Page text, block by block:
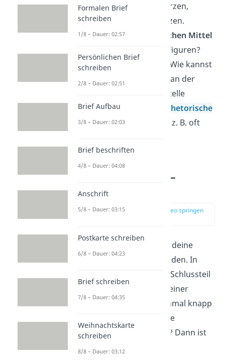
passt z. B. zu kurzen,
abgehakten Sätzen.
Welche
stilistischen Mittel
verwenden die Figuren?
Wie wirken sie? Wie kannst
du die Stilmittel an der
jeweiligen Textstelle
erklären? Viele
rhetorische
Fragen
drücken z. B. oft
Szenenanalyse –
Schluss
zur Stelle im Video springen
Der Schluss dient dazu, deine
Szenenanalyse abzurunden. In
du im Schlussteil
deine Ergebnisse aus deiner
Szenenanalyse noch einmal knapp
. Hast du eine
Zusatzfrage
bearbeitet? Dann ist
hier der Ort, um diese
Formalen Brief
schreiben
1/8 – Dauer: 02:57
Persönlichen Brief
schreiben
2/8 – Dauer: 02:51
Brief Aufbau
3/8 – Dauer: 02:03
Brief beschriften
4/8 – Dauer: 04:08
Anschrift
5/8 – Dauer: 03:15
Postkarte schreiben
6/8 – Dauer: 04:23
Brief schreiben
7/8 – Dauer: 04:35
Weihnachtskarte
schreiben
8/8 – Dauer: 03:12